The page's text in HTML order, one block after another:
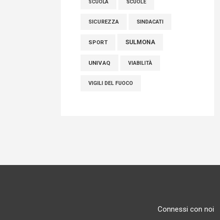
SCUOLA SCUOLE
SICUREZZA SINDACATI
SPORT SULMONA
UNIVAQ VIABILITÀ
VIGILI DEL FUOCO
Connessi con noi